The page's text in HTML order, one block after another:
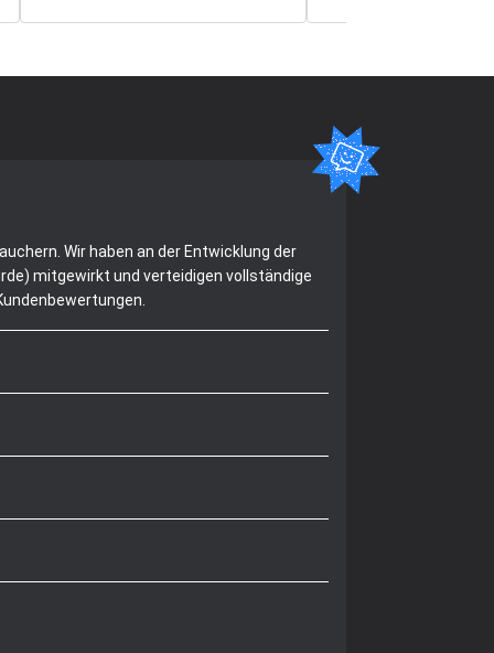
Wir haben an der Entwicklung der
mitgewirkt und verteidigen vollständige